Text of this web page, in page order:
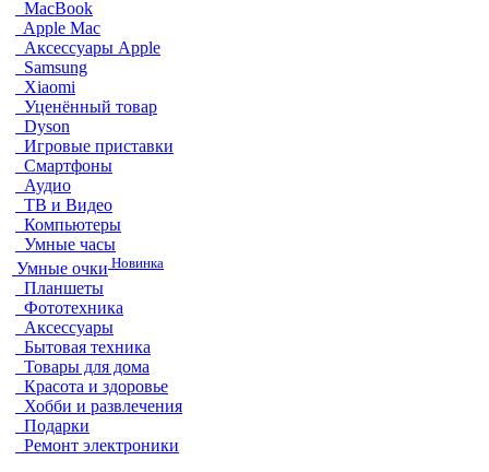
MacBook
Apple Mac
Аксессуары Apple
Samsung
Xiaomi
Уценённый товар
Dyson
Игровые приставки
Смартфоны
Аудио
ТВ и Видео
Компьютеры
Умные часы
Умные очки Новинка
Планшеты
Фототехника
Аксессуары
Бытовая техника
Товары для дома
Красота и здоровье
Хобби и развлечения
Подарки
Ремонт электроники